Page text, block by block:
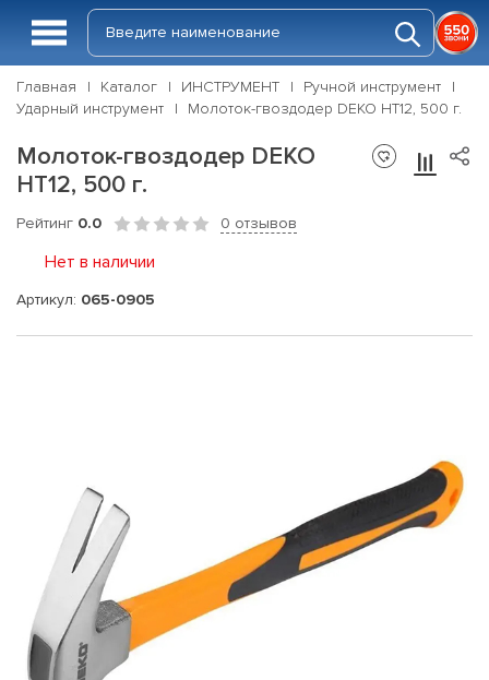
Главная Каталог ИНСТРУМЕНТ
Ручной инструмент
Ударный инструмент
Молоток-гвоздодер DEKO HT12, 500 г.
Молоток-гвоздодер DEKO
HT12, 500 г.
Рейтинг 0.0 0 отзывов
Нет в наличии
Артикул: 065-0905